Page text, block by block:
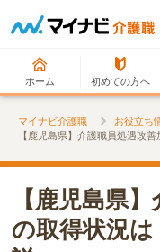
ホーム 初めての方へ
マイナビ介護職 お役立ち
【鹿児島県】介護職員処遇改
【鹿児島県
の取得状況